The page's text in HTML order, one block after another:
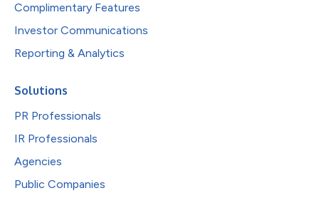
Complimentary Features
Investor Communications
Reporting & Analytics
Solutions
PR Professionals
IR Professionals
Agencies
Public Companies